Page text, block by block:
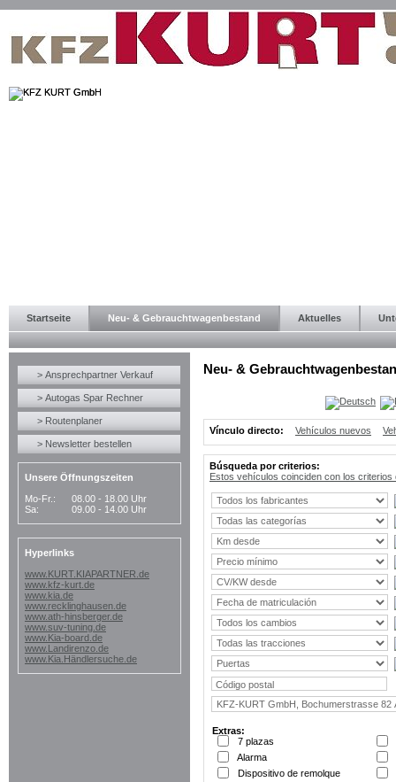
Startseite Neu- & Gebrauchtwagenbestand Aktuelles
> Ansprechpartner Verkauf
> Autogas Spar Rechner
> Routenplaner
> Newsletter bestellen
Unsere Öffnungszeiten
Mo-Fr.:
08.00 - 18.00 Uhr
Sa:
09.00 - 14.00 Uhr
Hyperlinks
www.KURT.KIAPARTNER.de
www.kfz-kurt.de
www.kia.de
www.recklinghausen.de
www.ath-hinsberger.de
www.suv-tuning.de
www.Kia-board.de
www.Landirenzo.de
www.Kia.Händlersuche.de
Neu- &
Vínculo directo: Vehículos nuevos
Búsqueda por criterios:
Estos vehículos coinciden con los
Extras:
7 plazas
Alarma
Dispositivo de remolque